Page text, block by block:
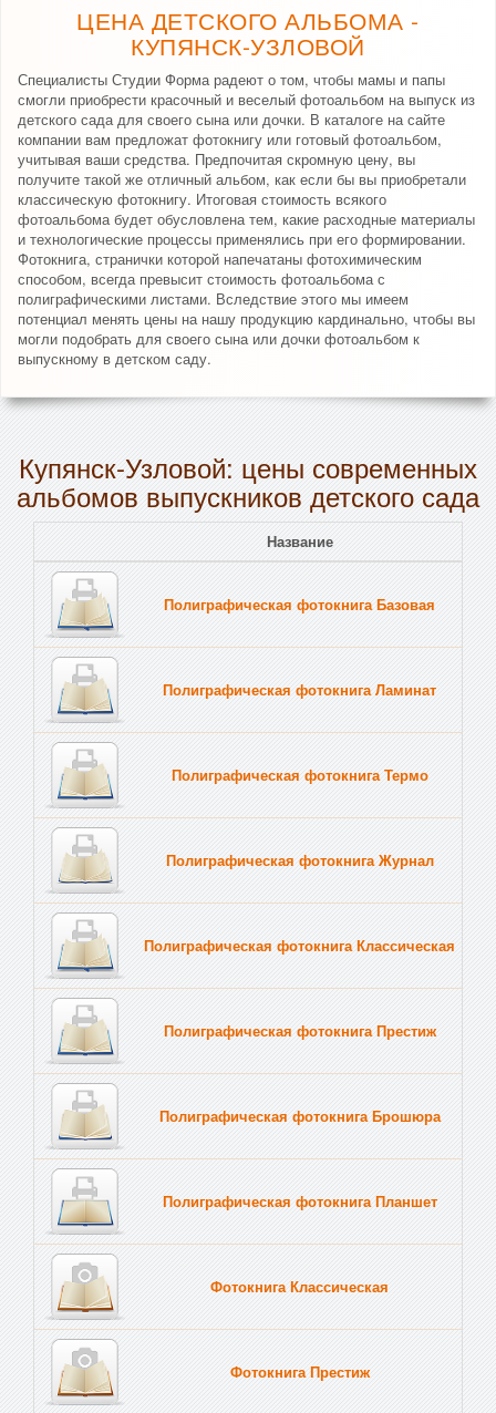
ЦЕНА ДЕТСКОГО АЛЬБОМА -
КУПЯНСК-УЗЛОВОЙ
Специалисты Студии Форма радеют о том, чтобы мамы и папы
смогли приобрести красочный и веселый фотоальбом на выпуск из
детского сада для своего сына или дочки. В каталоге на сайте
компании вам предложат фотокнигу или готовый фотоальбом,
учитывая ваши средства. Предпочитая скромную цену, вы
получите такой же отличный альбом, как если бы вы приобретали
классическую фотокнигу. Итоговая стоимость всякого
фотоальбома будет обусловлена тем, какие расходные материалы
и технологические процессы применялись при его формировании.
Фотокнига, странички которой напечатаны фотохимическим
способом, всегда превысит стоимость фотоальбома с
полиграфическими листами. Вследствие этого мы имеем
потенциал менять цены на нашу продукцию кардинально, чтобы вы
могли подобрать для своего сына или дочки фотоальбом к
выпускному в детском саду.
Купянск-Узловой: цены современных
альбомов выпускников детского сада
Название
Полиграфическая фотокнига Базовая
Полиграфическая фотокнига Ламинат
Полиграфическая фотокнига Термо
Полиграфическая фотокнига Журнал
Полиграфическая фотокнига Классическая
Полиграфическая фотокнига Престиж
Полиграфическая фотокнига Брошюра
Полиграфическая фотокнига Планшет
Фотокнига Классическая
Фотокнига Престиж